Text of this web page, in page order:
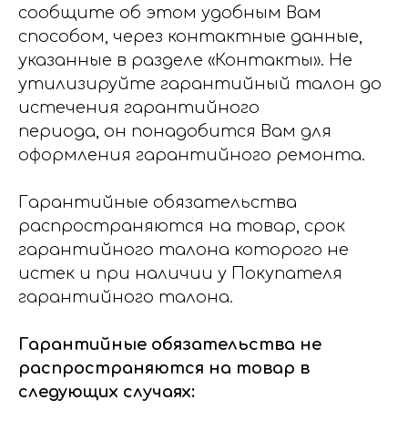
сообщите об этом удобным Вам
способом, через контактные данные,
указанные в разделе «Контакты». Не
утилизируйте гарантийный талон до
истечения гарантийного
периода, он понадобится Вам для
оформления гарантийного ремонта.
Гарантийные обязательства
распространяются на товар, срок
гарантийного талона которого не
истек и при наличии у Покупателя
гарантийного талона.
Гарантийные обязательства не
распространяются на товар в
следующих случаях: